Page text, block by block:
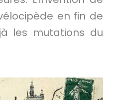
en fin de
les mutations du